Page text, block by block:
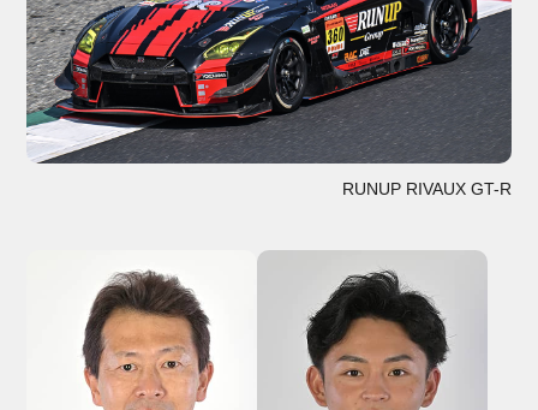
RUNUP RIVAUX GT-R